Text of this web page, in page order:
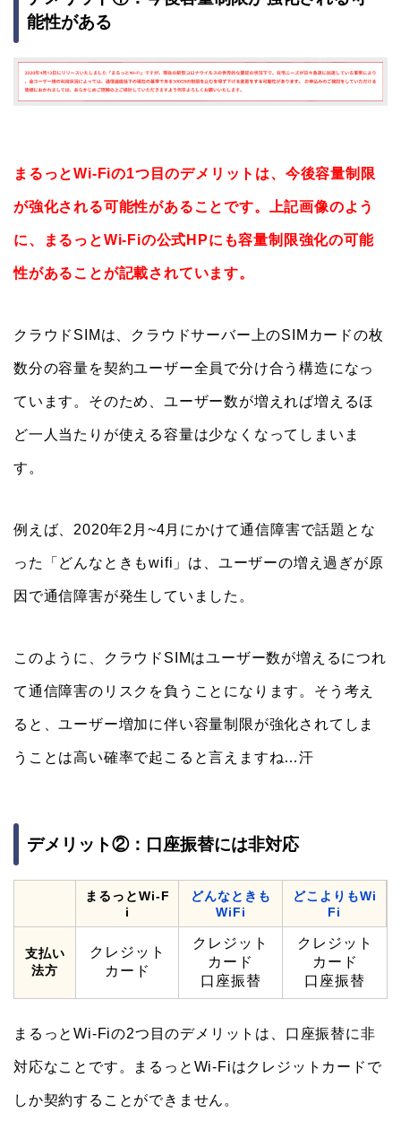
能性がある
まるっとWi-Fiの1つ目のデメリットは、今後容量制限
が強化される可能性があることです。上記画像のよう
に、まるっとWi-Fiの公式HPにも容量制限強化の可能
性があることが記載されています。
クラウドSIMは、クラウドサーバー上のSIMカードの枚
数分の容量を契約ユーザー全員で分け合う構造になっ
ています。そのため、ユーザー数が増えれば増えるほ
ど一人当たりが使える容量は少なくなってしまいま
す。
例えば、2020年2月~4月にかけて通信障害で話題とな
った「どんなときもwifi」は、ユーザーの増え過ぎが原
因で通信障害が発生していました。
このように、クラウドSIMはユーザー数が増えるにつれ
て通信障害のリスクを負うことになります。そう考え
ると、ユーザー増加に伴い容量制限が強化されてしま
うことは高い確率で起こると言えますね…汗
デメリット②：口座振替には非対応
まるっとWi-F
i
どんなときも
WiFi
どこよりもWi
Fi
支払い
法方
クレジット
カード
クレジット
カード
口座振替
クレジット
カード
口座振替
まるっとWi-Fiの2つ目のデメリットは、口座振替に非
対応なことです。まるっとWi-Fiはクレジットカードで
しか契約することができません。